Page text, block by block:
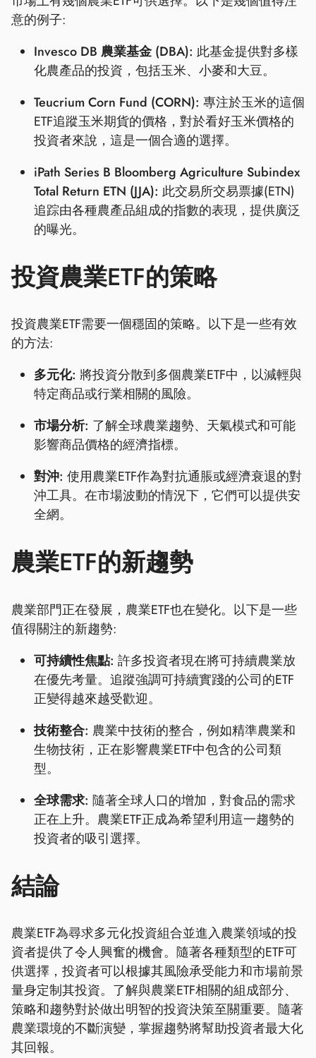
意的例子:
Invesco DB 農業基金 (DBA): 此基金提供對多樣
化農產品的投資，包括玉米、小麥和大豆。
Teucrium Corn Fund (CORN): 專注於玉米的這個
ETF追蹤玉米期貨的價格，對於看好玉米價格的
投資者來說，這是一個合適的選擇。
iPath Series B Bloomberg Agriculture Subindex
Total Return ETN (JJA): 此交易所交易票據(ETN)
追踪由各種農產品組成的指數的表現，提供廣泛
的曝光。
投資農業ETF的策略
投資農業ETF需要一個穩固的策略。以下是一些有效
的方法:
多元化: 將投資分散到多個農業ETF中，以減輕與
特定商品或行業相關的風險。
市場分析: 了解全球農業趨勢、天氣模式和可能
影響商品價格的經濟指標。
對沖: 使用農業ETF作為對抗通脹或經濟衰退的對
沖工具。在市場波動的情況下，它們可以提供安
全網。
農業ETF的新趨勢
農業部門正在發展，農業ETF也在變化。以下是一些
值得關注的新趨勢:
可持續性焦點: 許多投資者現在將可持續農業放
在優先考量。追蹤強調可持續實踐的公司的ETF
正變得越來越受歡迎。
技術整合: 農業中技術的整合，例如精準農業和
生物技術，正在影響農業ETF中包含的公司類
型。
全球需求: 隨著全球人口的增加，對食品的需求
正在上升。農業ETF正成為希望利用這一趨勢的
投資者的吸引選擇。
結論
農業ETF為尋求多元化投資組合並進入農業領域的投
資者提供了令人興奮的機會。隨著各種類型的ETF可
供選擇，投資者可以根據其風險承受能力和市場前景
量身定制其投資。了解與農業ETF相關的組成部分、
策略和趨勢對於做出明智的投資決策至關重要。隨著
農業環境的不斷演變，掌握趨勢將幫助投資者最大化
其回報。